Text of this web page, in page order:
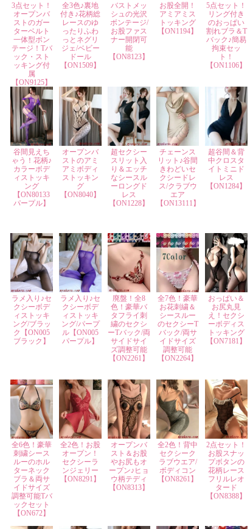
3点セット！
オープンバ
ストのガー
ターベルト
一体型ボン
テージ！Tバ
ック・スト
ッキング付
属
【ON9125】
全3色♪裏地
付き♪花柄総
レースのゆ
ったりふわ
っとネグリ
ジェ/ベビー
ドール
【ON1509】
バストメッ
シュの光沢
ボンテージ/
お股ファス
ナー開閉可
能
【ON8123】
お股全開！
アミアミス
トッキング
【ON1194】
5点セット！
リング付き
のおっぱい
割れブラ＆T
バック♪簡易
拘束セッ
ト！
【ON1106】
谷間見えち
ゃう！花柄♪
カラーボデ
ィストッキ
ング
【ON80133
パープル】
オープンバ
ストのアミ
アミボディ
ストッキン
グ
【ON8040】
超セクシー
スリット入
り＆エッチ
なシースル
ーロングド
レス
【ON1228】
チェーンス
リット♪谷間
きわどいセ
クシードレ
ス/クラブウ
エア
【ON13111】
超谷間＆背
中クロスタ
イトミニド
レス
【ON1284】
ラメ入り♪セ
クシーボデ
ィストッキ
ング/ブラッ
ク【ON005
ブラック】
ラメ入り♪セ
クシーボデ
ィストッキ
ング/パープ
ル【ON005
パープル】
廃盤！全8
色！豪華バ
タフライ刺
繍のセクシ
ーTバック/両
サイドサイ
ズ調整可能
【ON2261】
全7色！豪華
お花刺繍＆
シースルー
のセクシーT
バック/両サ
イドサイズ
調整可能
【ON2264】
おっぱい＆
お尻丸見
え！セクシ
ーボディス
トッキング
【ON7181】
全6色！豪華
刺繍シース
ルーのホル
ターネック
ブラ＆両サ
イドサイズ
調整可能Tバ
ックセット
【ON672】
全2色！お股
オープン！
セクシーラ
ンジェリー
【ON8291】
オープンバ
スト＆お股
やお尻もオ
ープン♪ヒョ
ウ柄テディ
【ON8313】
全2色！背中
セクシーク
ラブウエア/
ボディコン
【ON8261】
2点セット！
お股スナッ
プボタンの
花柄レース
フリルレオ
タード
【ON8388】